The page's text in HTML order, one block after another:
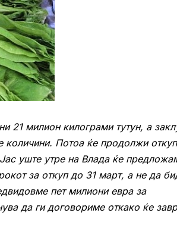
21 милион килограми тутун, а
количини. Потоа ќе продолжи
уште утре на Влада ќе
за откуп до 31 март, а не да
пет милиони евра за
да ги договориме откако ќе